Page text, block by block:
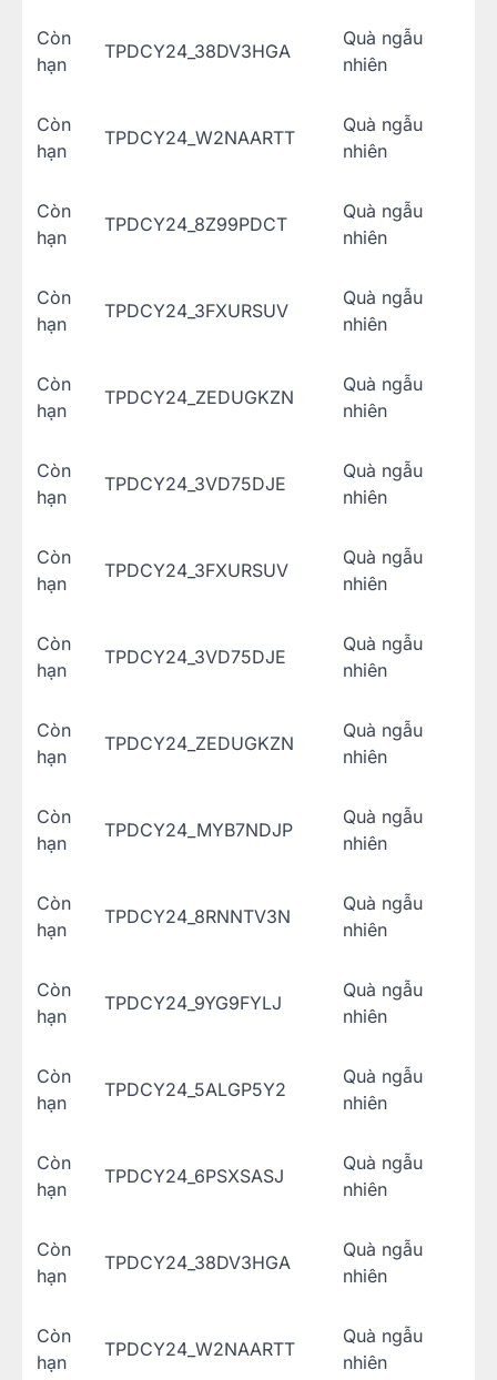
Còn
hạn
TPDCY24_38DV3HGA
Quà ngẫu
nhiên
Còn
hạn
TPDCY24_W2NAARTT
Quà ngẫu
nhiên
Còn
hạn
TPDCY24_8Z99PDCT
Quà ngẫu
nhiên
Còn
hạn
TPDCY24_3FXURSUV
Quà ngẫu
nhiên
Còn
hạn
TPDCY24_ZEDUGKZN
Quà ngẫu
nhiên
Còn
hạn
TPDCY24_3VD75DJE
Quà ngẫu
nhiên
Còn
hạn
TPDCY24_3FXURSUV
Quà ngẫu
nhiên
Còn
hạn
TPDCY24_3VD75DJE
Quà ngẫu
nhiên
Còn
hạn
TPDCY24_ZEDUGKZN
Quà ngẫu
nhiên
Còn
hạn
TPDCY24_MYB7NDJP
Quà ngẫu
nhiên
Còn
hạn
TPDCY24_8RNNTV3N
Quà ngẫu
nhiên
Còn
hạn
TPDCY24_9YG9FYLJ
Quà ngẫu
nhiên
Còn
hạn
TPDCY24_5ALGP5Y2
Quà ngẫu
nhiên
Còn
hạn
TPDCY24_6PSXSASJ
Quà ngẫu
nhiên
Còn
hạn
TPDCY24_38DV3HGA
Quà ngẫu
nhiên
Còn
hạn
TPDCY24_W2NAARTT
Quà ngẫu
nhiên